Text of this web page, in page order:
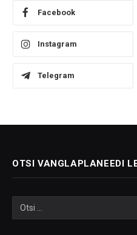
Facebook
Instagram
Telegram
OTSI VANGLAPLANEEDI